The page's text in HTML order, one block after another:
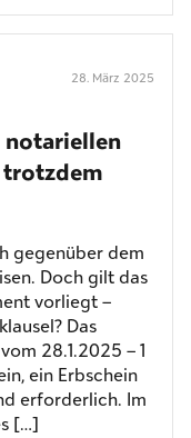
28. März 2025
trotzdem
gegenüber dem
Doch gilt das
vorliegt –
Das
28.1.2025 – 1
ein Erbschein
erforderlich. Im
[…]